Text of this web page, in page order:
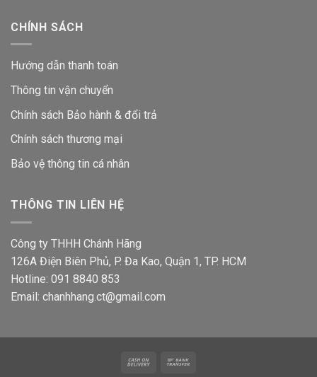
CHÍNH SÁCH
Hướng dẫn thanh toán
Thông tin vận chuyển
Chính sách Bảo hành & đổi trả
Chính sách thương mại
Bảo vệ thông tin cá nhân
THÔNG TIN LIÊN HỆ
Công ty THHH Chánh Hãng
126A Điện Biên Phủ, P. Đa Kao, Quận 1, TP. HCM
Hotline: 091 8840 853
Email: chanhhang.ct@gmail.com
Cash